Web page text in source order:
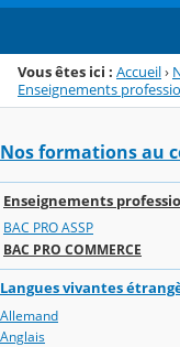
Vous êtes ici : Accueil›
Enseignements
Nos formations au
Enseignements
BAC PRO ASSP
BAC PRO COMMERCE
Langues vivantes
Allemand
Anglais